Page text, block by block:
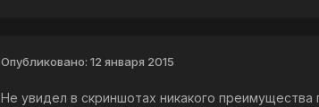
Опубликовано: 12 января 2015
Не увидел в скриншотах никакого